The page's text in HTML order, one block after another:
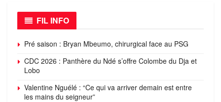
FIL INFO
Pré saison : Bryan Mbeumo, chirurgical face au PSG
CDC 2026 : Panthère du Ndé s’offre Colombe du Dja et
Lobo
Valentine Nguélé : “Ce qui va arriver demain est entre
les mains du seigneur”